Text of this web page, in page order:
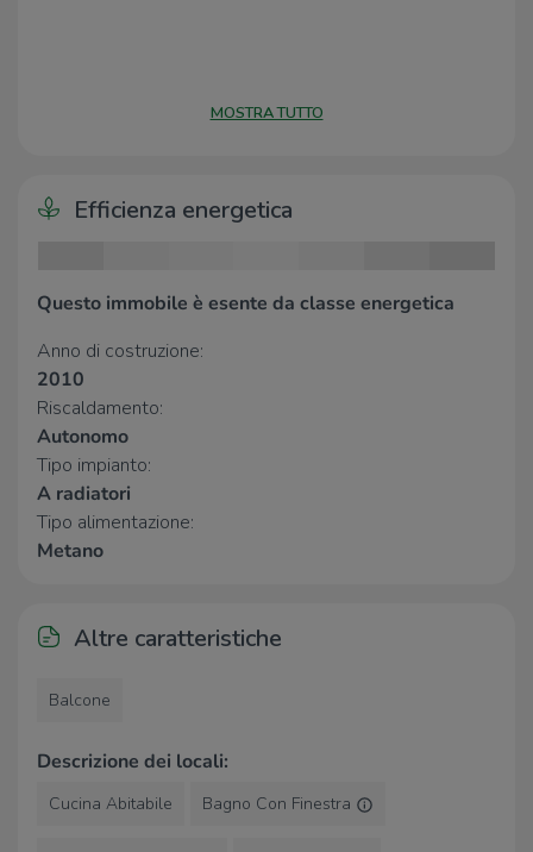
MOSTRA TUTTO
Efficienza energetica
Questo immobile è esente da classe energetica
Anno di costruzione:
2010
Riscaldamento:
Autonomo
Tipo impianto:
A radiatori
Tipo alimentazione:
Metano
Altre caratteristiche
Balcone
Descrizione dei locali:
Cucina Abitabile Bagno Con Finestra